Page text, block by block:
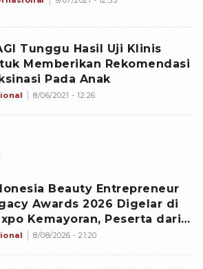
Tunggu Hasil Uji Klinis
Memberikan Rekomendasi
Pada Anak
8/06/2021 - 12:26
Beauty Entrepreneur
Awards 2026 Digelar di
Kemayoran, Peserta dari
Adu Karya PMU
8/08/2026 - 21:20